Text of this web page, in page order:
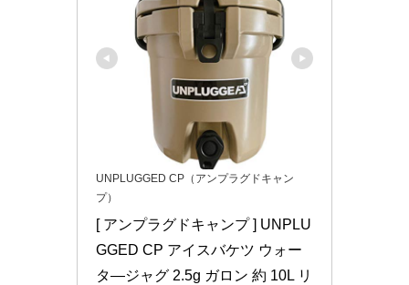
UNPLUGGED CP（アンプラグドキャン
プ）
[ アンプラグドキャンプ ] UNPLU
GGED CP アイスバケツ ウォー
タ―ジャグ 2.5g ガロン 約 10L リ